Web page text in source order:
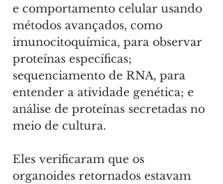
e comportamento celular usando
métodos avançados, como
imunocitoquímica, para observar
proteínas específicas;
sequenciamento de RNA, para
entender a atividade genética; e
análise de proteínas secretadas no
meio de cultura.
Eles verificaram que os
organoides retornados estavam